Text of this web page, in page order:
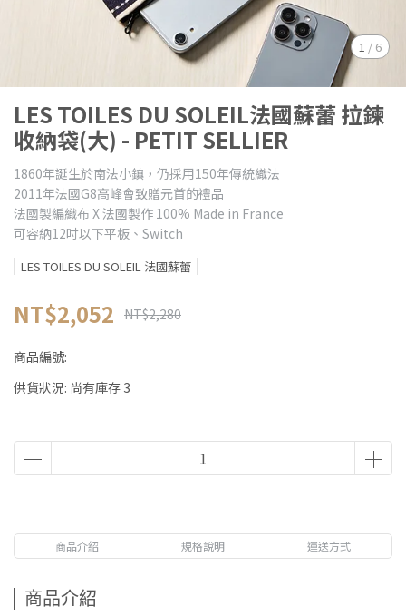
1 / 6
LES TOILES DU SOLEIL法國蘇蕾 拉鍊
收納袋(大) - PETIT SELLIER
1860年誕生於南法小鎮，仍採用150年傳統織法
2011年法國G8高峰會致贈元首的禮品
法國製編織布 X 法國製作 100% Made in France
可容納12吋以下平板、Switch
LES TOILES DU SOLEIL 法國蘇蕾
NT$2,052 NT$2,280
商品編號:
供貨狀況: 尚有庫存 3
商品介紹 規格說明 運送方式
商品介紹